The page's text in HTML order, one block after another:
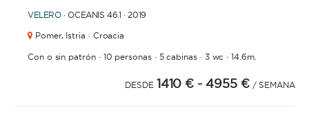
VELERO · OCEANIS 46.1 · 2019
Pomer, Istria · Croacia
Con o sin patrón· 10 personas· 5 cabinas· 3 wc ·14.6m.
DESDE 1410 € - 4955 € / SEMANA